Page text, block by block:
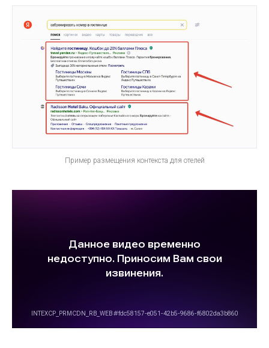
Пример размещения контекста для отелей